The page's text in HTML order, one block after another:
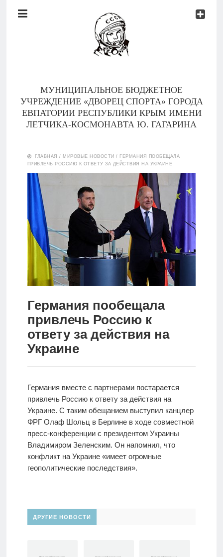
Документы
МУНИЦИПАЛЬНОЕ БЮДЖЕТНОЕ
УЧРЕЖДЕНИЕ «ДВОРЕЦ СПОРТА» ГОРОДА
ЕВПАТОРИИ РЕСПУБЛИКИ КРЫМ ИМЕНИ
ЛЕТЧИКА-КОСМОНАВТА Ю. ГАГАРИНА
Документы
Контакты
Новости
Родителям
О
Версия для
слабовидящих
ГЛАВНАЯ / МИРОВЫЕ НОВОСТИ / ГЕРМАНИЯ ПООБЕЩАЛА
ПРИВЛЕЧЬ РОССИЮ К ОТВЕТУ ЗА ДЕЙСТВИЯ НА УКРАИНЕ
Германия пообещала
привлечь Россию к
ответу за действия на
Украине
Германия вместе с партнерами постарается
привлечь Россию к ответу за действия на
Украине. С таким обещанием выступил канцлер
ФРГ Олаф Шольц в Берлине в ходе совместной
пресс-конференции с президентом Украины
Владимиром Зеленским. Он напомнил, что
конфликт на Украине «имеет огромные
геополитические последствия».
ДРУГИЕ НОВОСТИ